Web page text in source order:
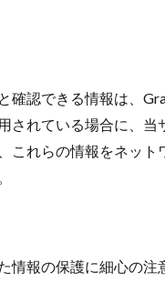
確認できる情報は、
されている場合に、当
これらの情報をネッ
情報の保護に細心の注